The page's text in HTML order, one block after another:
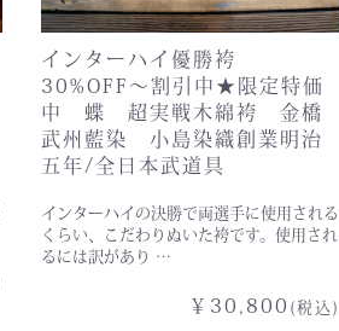
インターハイ優勝袴
30%OFF〜割引中★限定特価
中 蝶 超実戦木綿袴 金橋
武州藍染 小島染織創業明治
五年/全日本武道具
インターハイの決勝で両選手に使用される
くらい、こだわりぬいた袴です。使用され
るには訳があり …
￥30,800 (税込)